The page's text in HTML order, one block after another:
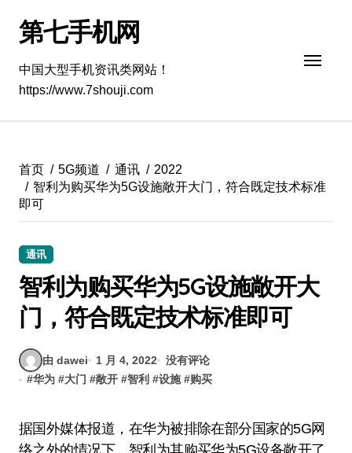
第七手机网
中国大型手机资讯类网站！
https://www.7shouji.com
首页 5G频道 通讯
2022
智利为购买华为5G设施敞开大门，符合既定技术标准
即可
通讯
智利为购买华为5G设施敞开大
门，符合既定技术标准即可
由 dawei 1 月 4, 2022
没有评论
#华为 #大门 #敞开 #智利 #设施 #购买
据国外媒体报道，在华为被排除在部分国家的5G网
络之外的情况下，智利为其购买华为5G设备敞开了